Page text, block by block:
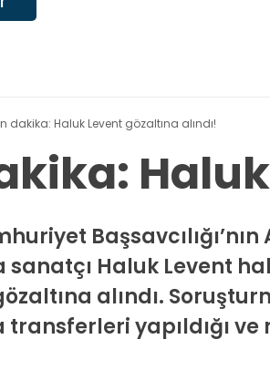
dakika: Haluk Levent gözaltına alındı!
Haluk Levent
alındı.
transferleri yapıldığı